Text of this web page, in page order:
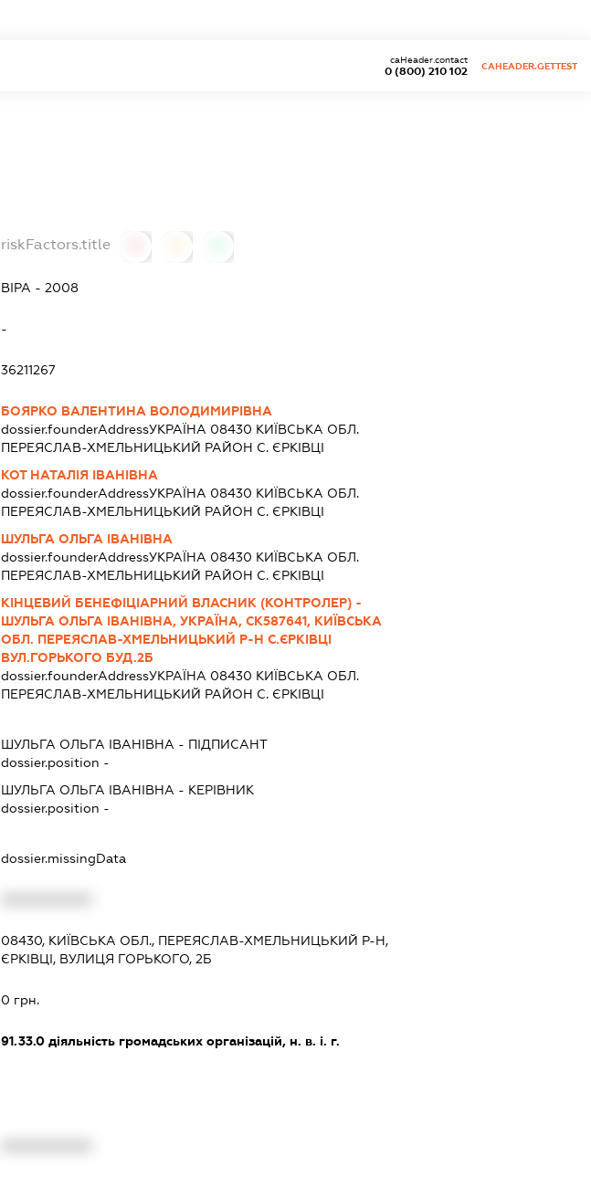
0 (800) 210 102
caHeader.contact
CAHEADER.GETTEST
riskFactors.title
ВІРА - 2008
-
36211267
БОЯРКО ВАЛЕНТИНА ВОЛОДИМИРІВНА
dossier.founderAddressУКРАЇНА 08430 КИЇВСЬКА ОБЛ.
ПЕРЕЯСЛАВ-ХМЕЛЬНИЦЬКИЙ РАЙОН С. ЄРКІВЦІ
КОТ НАТАЛІЯ ІВАНІВНА
dossier.founderAddressУКРАЇНА 08430 КИЇВСЬКА ОБЛ.
ПЕРЕЯСЛАВ-ХМЕЛЬНИЦЬКИЙ РАЙОН С. ЄРКІВЦІ
ШУЛЬГА ОЛЬГА ІВАНІВНА
dossier.founderAddressУКРАЇНА 08430 КИЇВСЬКА ОБЛ.
ПЕРЕЯСЛАВ-ХМЕЛЬНИЦЬКИЙ РАЙОН С. ЄРКІВЦІ
КІНЦЕВИЙ БЕНЕФІЦІАРНИЙ ВЛАСНИК (КОНТРОЛЕР) -
ШУЛЬГА ОЛЬГА ІВАНІВНА, УКРАЇНА, СК587641, КИЇВСЬКА
ОБЛ. ПЕРЕЯСЛАВ-ХМЕЛЬНИЦЬКИЙ Р-Н С.ЄРКІВЦІ
ВУЛ.ГОРЬКОГО БУД.2Б
dossier.founderAddressУКРАЇНА 08430 КИЇВСЬКА ОБЛ.
ПЕРЕЯСЛАВ-ХМЕЛЬНИЦЬКИЙ РАЙОН С. ЄРКІВЦІ
ШУЛЬГА ОЛЬГА ІВАНІВНА - ПІДПИСАНТ
dossier.position -
ШУЛЬГА ОЛЬГА ІВАНІВНА - КЕРІВНИК
dossier.position -
dossier.missingData
08430, КИЇВСЬКА ОБЛ., ПЕРЕЯСЛАВ-ХМЕЛЬНИЦЬКИЙ Р-Н,
ЄРКІВЦІ, ВУЛИЦЯ ГОРЬКОГО, 2Б
0 грн.
91.33.0діяльність громадських організацій, н. в. і. г.